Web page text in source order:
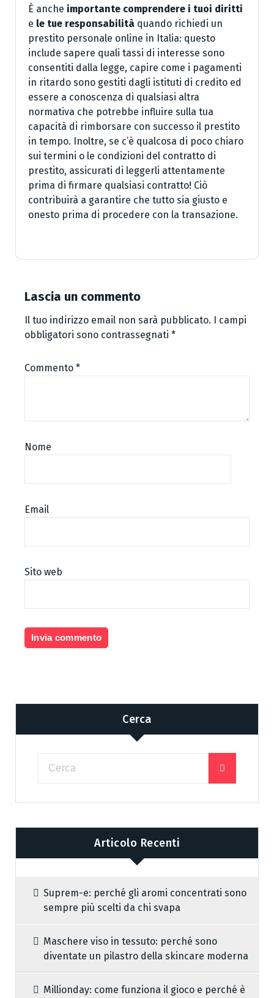
È anche importante comprendere i tuoi diritti
e le tue responsabilità quando richiedi un
prestito personale online in Italia: questo
include sapere quali tassi di interesse sono
consentiti dalla legge, capire come i pagamenti
in ritardo sono gestiti dagli istituti di credito ed
essere a conoscenza di qualsiasi altra
normativa che potrebbe influire sulla tua
capacità di rimborsare con successo il prestito
in tempo. Inoltre, se c’è qualcosa di poco chiaro
sui termini o le condizioni del contratto di
prestito, assicurati di leggerli attentamente
prima di firmare qualsiasi contratto! Ciò
contribuirà a garantire che tutto sia giusto e
onesto prima di procedere con la transazione.
Lascia un commento
Il tuo indirizzo email non sarà pubblicato. I campi
obbligatori sono contrassegnati *
Commento *
Nome
Email
Sito web
Cerca
Articolo Recenti
Suprem-e: perché gli aromi concentrati sono
sempre più scelti da chi svapa
Maschere viso in tessuto: perché sono
diventate un pilastro della skincare moderna
Millionday: come funziona il gioco e perché è